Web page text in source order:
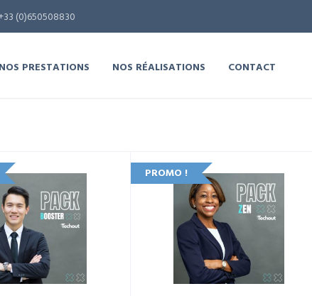
(0)650508830
NOS PRESTATIONS NOS RÉALISATIONS CONTACT
PROMO !